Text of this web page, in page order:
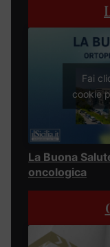
Fai
cookie
La Buona
oncologica